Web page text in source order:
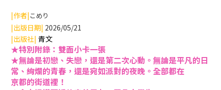
|作者| こめり
|出版日期| 2026/05/21
|出版社| 青文
★特別附錄：雙面小卡一張
★無論是初戀、失戀，還是第二次心動。無論是平凡的日
常、絢爛的青春，還是宛如派對的夜晚。全部都在
京都的街道裡！